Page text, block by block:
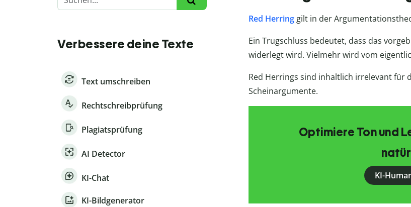
Verbessere deine Texte
Text umschreiben
Rechtschreibprüfung
Plagiatsprüfung
AI Detector
KI-Chat
KI-Bildgenerator
Red Herringgilt in der
Ein Trugschluss bedeutet, dass das
widerlegt wird. Vielmehr wird vom
Red Herrings sind inhaltlich irrelevant für
Scheinargumente.
Optimiere Ton und
KI-